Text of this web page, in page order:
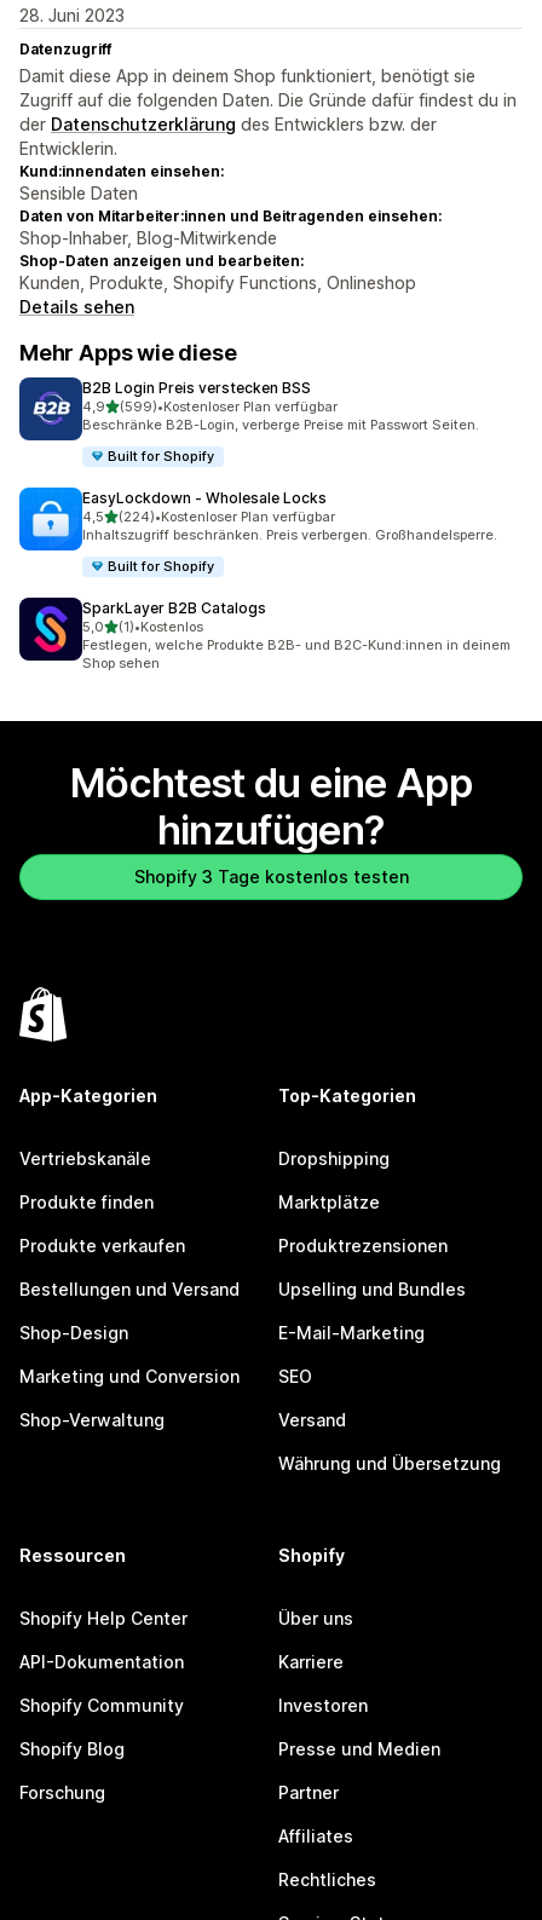
28. Juni 2023
Datenzugriff
Damit diese App in deinem Shop funktioniert, benötigt sie
Zugriff auf die folgenden Daten. Die Gründe dafür findest du in
der Datenschutzerklärung des Entwicklers bzw. der
Entwicklerin.
Kund:innendaten einsehen:
Sensible Daten
Daten von Mitarbeiter:innen und Beitragenden einsehen:
Shop-Inhaber, Blog-Mitwirkende
Shop-Daten anzeigen und bearbeiten:
Kunden, Produkte, Shopify Functions, Onlineshop
Details sehen
Mehr Apps wie diese
B2B Login Preis verstecken BSS
4,9von 5 Sternen
(599)
599 Rezensionen insgesamt
•Kostenloser Plan verfügbar
Beschränke B2B-Login, verberge Preise mit Passwort Seiten.
Built for Shopify
EasyLockdown ‑ Wholesale Locks
4,5von 5 Sternen
(224)
224 Rezensionen insgesamt
•Kostenloser Plan verfügbar
Inhaltszugriff beschränken. Preis verbergen. Großhandelsperre.
Built for Shopify
SparkLayer B2B Catalogs
5,0von 5 Sternen
(1)
1 Rezensionen insgesamt
•Kostenlos
Festlegen, welche Produkte B2B- und B2C-Kund:innen in deinem
Shop sehen
Möchtest du eine App
hinzufügen?
Shopify 3 Tage kostenlos testen
App-Kategorien
Vertriebskanäle
Produkte finden
Produkte verkaufen
Bestellungen und Versand
Shop-Design
Marketing und Conversion
Shop-Verwaltung
Top-Kategorien
Dropshipping
Marktplätze
Produktrezensionen
Upselling und Bundles
E-Mail-Marketing
SEO
Versand
Währung und Übersetzung
Ressourcen
Shopify Help Center
API-Dokumentation
Shopify Community
Shopify Blog
Forschung
Shopify
Über uns
Karriere
Investoren
Presse und Medien
Partner
Affiliates
Rechtliches